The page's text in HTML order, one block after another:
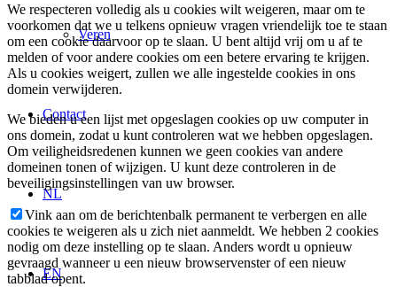
Veren
Contact
NL
EN
We respecteren volledig als u cookies wilt weigeren, maar om te
voorkomen dat we u telkens opnieuw vragen vriendelijk toe te staan
om een cookie daarvoor op te slaan. U bent altijd vrij om u af te
melden of voor andere cookies om een betere ervaring te krijgen.
Als u cookies weigert, zullen we alle ingestelde cookies in ons
domein verwijderen.
We bieden u een lijst met opgeslagen cookies op uw computer in
ons domein, zodat u kunt controleren wat we hebben opgeslagen.
Om veiligheidsredenen kunnen we geen cookies van andere
domeinen tonen of wijzigen. U kunt deze controleren in de
beveiligingsinstellingen van uw browser.
Vink aan om de berichtenbalk permanent te verbergen en alle
cookies te weigeren als u zich niet aanmeldt. We hebben 2 cookies
nodig om deze instelling op te slaan. Anders wordt u opnieuw
gevraagd wanneer u een nieuw browservenster of een nieuw
tabblad opent.